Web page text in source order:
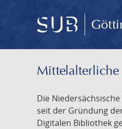
Die
seit der Gründung
Digitalen Bibliothek